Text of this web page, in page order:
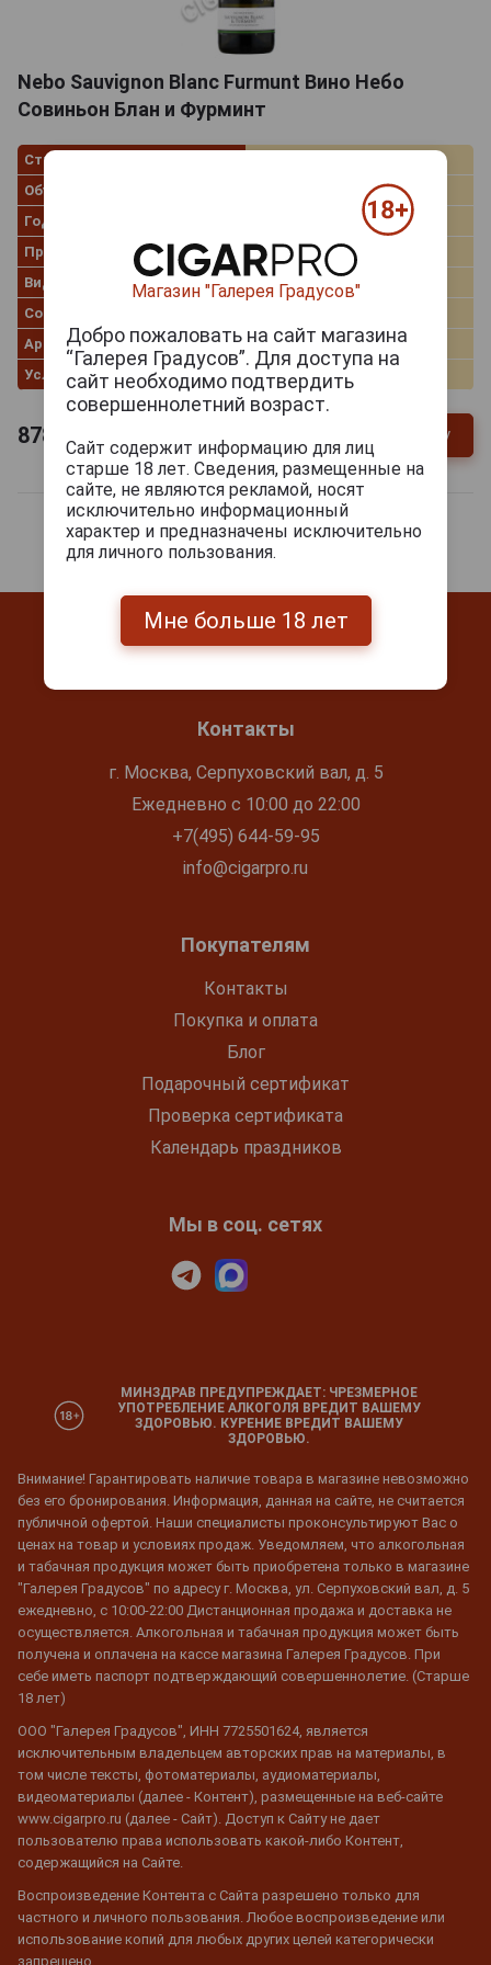
Nebo Sauvignon Blanc Furmunt Вино Небо
Совиньон Блан и Фурминт
Страна производства
Объём
Год производства
Производитель
Nebo
Вид вина
Белое сухое
Сорт винограда
Артикул
70874
Условия продаж
Только самовывоз
878 руб. В заявку
Контакты
г. Москва, Серпуховский вал, д. 5
Ежедневно с 10:00 до 22:00
+7(495) 644-59-95
info@cigarpro.ru
Покупателям
Контакты
Покупка и оплата
Блог
Подарочный сертификат
Проверка сертификата
Календарь праздников
Мы в соц. сетях
МИНЗДРАВ ПРЕДУПРЕЖДАЕТ: ЧРЕЗМЕРНОЕ
УПОТРЕБЛЕНИЕ АЛКОГОЛЯ ВРЕДИТ ВАШЕМУ
ЗДОРОВЬЮ. КУРЕНИЕ ВРЕДИТ ВАШЕМУ
ЗДОРОВЬЮ.
Внимание! Гарантировать наличие товара в магазине невозможно
без его бронирования. Информация, данная на сайте, не считается
публичной офертой. Наши специалисты проконсультируют Вас о
ценах на товар и условиях продаж. Уведомляем, что алкогольная
и табачная продукция может быть приобретена только в магазине
"Галерея Градусов" по адресу г. Москва, ул. Серпуховский вал, д. 5
ежедневно, с 10:00-22:00 Дистанционная продажа и доставка не
осуществляется. Алкогольная и табачная продукция может быть
получена и оплачена на кассе магазина Галерея Градусов. При
себе иметь паспорт подтверждающий совершеннолетие. (Старше
18 лет)
ООО "Галерея Градусов", ИНН 7725501624, является
исключительным владельцем авторских прав на материалы, в
том числе тексты, фотоматериалы, аудиоматериалы,
видеоматериалы (далее - Контент), размещенные на веб-сайте
www.cigarpro.ru (далее - Сайт). Доступ к Сайту не дает
пользователю права использовать какой-либо Контент,
содержащийся на Сайте.
Воспроизведение Контента с Сайта разрешено только для
частного и личного пользования. Любое воспроизведение или
использование копий для любых других целей категорически
запрещено.
Магазин "Галерея Градусов"
Добро пожаловать на сайт магазина
“Галерея Градусов”. Для доступа на
сайт необходимо подтвердить
совершеннолетний возраст.
Сайт содержит информацию для лиц
старше 18 лет. Сведения, размещенные на
сайте, не являются рекламой, носят
исключительно информационный
характер и предназначены исключительно
для личного пользования.
Мне больше 18 лет